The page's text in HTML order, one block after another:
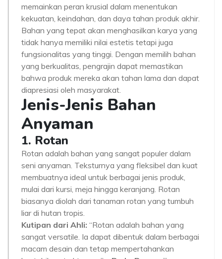
memainkan peran krusial dalam menentukan
kekuatan, keindahan, dan daya tahan produk akhir.
Bahan yang tepat akan menghasilkan karya yang
tidak hanya memiliki nilai estetis tetapi juga
fungsionalitas yang tinggi. Dengan memilih bahan
yang berkualitas, pengrajin dapat memastikan
bahwa produk mereka akan tahan lama dan dapat
diapresiasi oleh masyarakat.
Jenis-Jenis Bahan
Anyaman
1. Rotan
Rotan adalah bahan yang sangat populer dalam
seni anyaman. Teksturnya yang fleksibel dan kuat
membuatnya ideal untuk berbagai jenis produk,
mulai dari kursi, meja hingga keranjang. Rotan
biasanya diolah dari tanaman rotan yang tumbuh
liar di hutan tropis.
Kutipan dari Ahli: “Rotan adalah bahan yang
sangat versatile. Ia dapat dibentuk dalam berbagai
macam desain dan tetap mempertahankan